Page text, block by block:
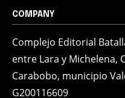
COMPANY
Complejo Editorial
entre Lara y Michelena,
Carabobo, municipio
G200116609